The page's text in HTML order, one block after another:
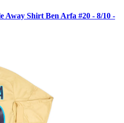
Away Shirt Ben Arfa #20 - 8/10 -